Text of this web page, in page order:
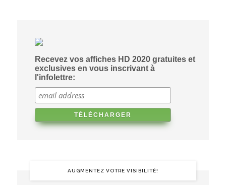
Recevez vos affiches HD 2020 gratuites et
exclusives en vous inscrivant à
l'infolettre:
AUGMENTEZ VOTRE VISIBILITÉ!